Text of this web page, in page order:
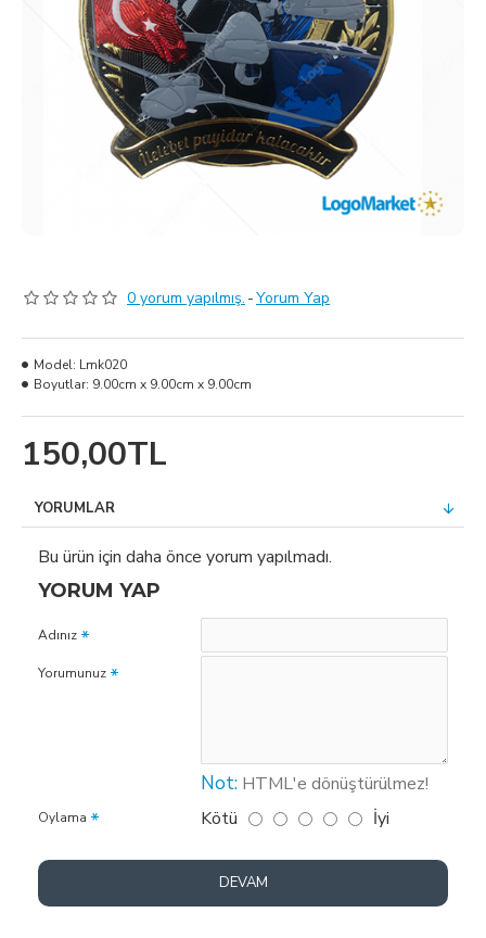
0 yorum yapılmış. -Yorum Yap
150,00TL
Model: Lmk020
Boyutlar: 9.00cm x 9.00cm x 9.00cm
YORUMLAR
Bu ürün için daha önce yorum yapılmadı.
YORUM YAP
Adınız
Yorumunuz
Not: HTML'e dönüştürülmez!
Oylama Kötü İyi
DEVAM